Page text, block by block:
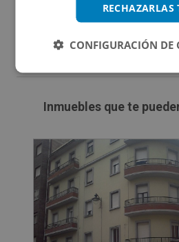
El mejor regalo para tu negocio
Inmuebles que te
RECHAZARLAS
CONFIGURACIÓN DE